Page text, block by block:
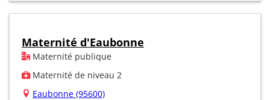
Maternité d'Eaubonne
Maternité publique
Maternité de niveau 2
Eaubonne (95600)